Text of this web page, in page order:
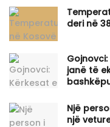
deri në
janë të
Një
një